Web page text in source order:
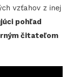
vzťahov z inej
pohľad
čitateľom